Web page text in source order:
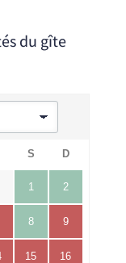
du gîte
S D
1 2
8 9
15 16